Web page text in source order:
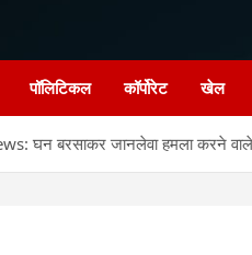
पॉलिटिकल कॉर्पोरेट खेल
घन बरसाकर जानलेवा हमला करने वाले